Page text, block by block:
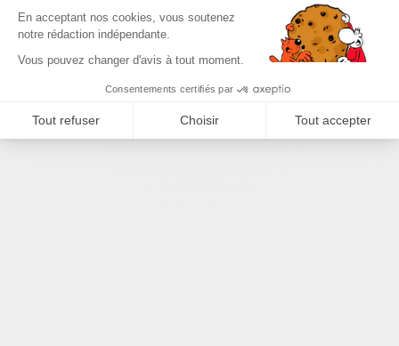
Plateforme de Gestion du
En acceptant nos cookies, vous soutenez
notre rédaction indépendante.
Vous pouvez changer d'avis à tout moment.
Consentements certifiés par
Tout refuser Choisir Tout accepter
Axeptio consent